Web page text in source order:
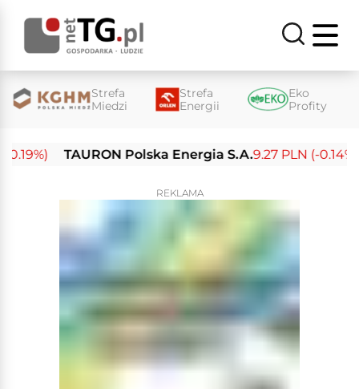
Strefa
Miedzi
Strefa
Energii
Eko
Profity
TAURON Polska Energia S.A.9.27 PLN (-0.14%)
REKLAMA